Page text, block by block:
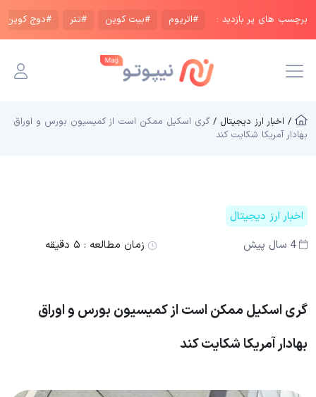
برچسب های پر بازدید : #اتریوم #بیت کوین #تتر #دوج کوین
/ اخبار ارز دیجیتال / گری اسکیل ممکن است از کمیسیون بورس و اوراق
بهادار آمریکا شکایت کند
اخبار ارز دیجیتال
4 سال پیش
زمان مطالعه : ۵ دقیقه
گری اسکیل ممکن است از کمیسیون بورس و اوراق
بهادار آمریکا شکایت کند